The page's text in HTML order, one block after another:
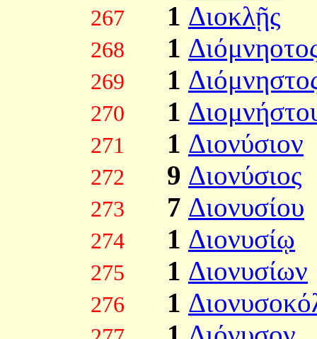
267 1 Διοκλῇς
268 1
269 1
270 1
271 1 Διονύσιον
272 9 Διονύσιος
273 7 Διονυσίου
274 1 Διονυσίῳ
275 1 Διονυσίων
276 1